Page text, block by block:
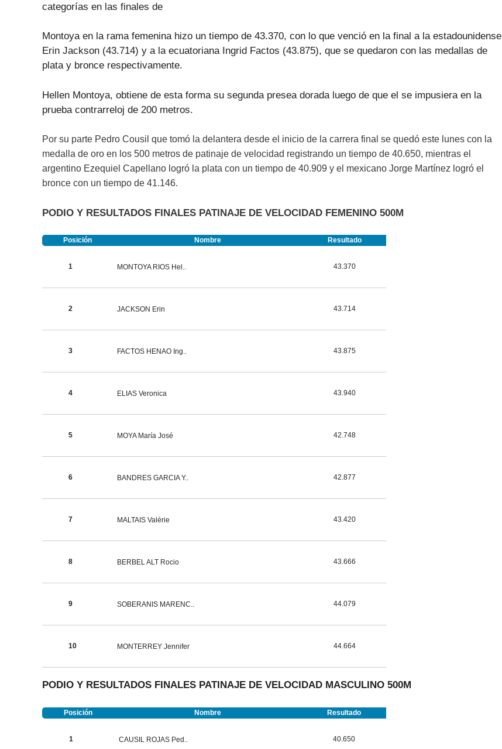
categorías en las finales de
Montoya en la rama femenina hizo un tiempo de 43.370, con lo que venció en la final a la estadounidense
Erin Jackson (43.714) y a la ecuatoriana Ingrid Factos (43.875), que se quedaron con las medallas de
plata y bronce respectivamente.
Hellen Montoya, obtiene de esta forma su segunda presea dorada luego de que el se impusiera en la
prueba contrarreloj de 200 metros.
Por su parte Pedro Cousil que tomó la delantera desde el inicio de la carrera final se quedó este lunes con la
medalla de oro en los 500 metros de patinaje de velocidad registrando un tiempo de 40.650, mientras el
argentino Ezequiel Capellano logró la plata con un tiempo de 40.909 y el mexicano Jorge Martínez logró el
bronce con un tiempo de 41.146.
PODIO Y RESULTADOS FINALES PATINAJE DE VELOCIDAD FEMENINO 500M
Posición Nombre Resultado
1 MONTOYA RIOS Hel.. 43.370
2 JACKSON Erin 43.714
3 FACTOS HENAO Ing.. 43.875
4 ELIAS Veronica 43.940
5 MOYA María José 42.748
6 BANDRES GARCIA Y.. 42.877
7 MALTAIS Valérie 43.420
8 BERBEL ALT Rocio 43.666
9 SOBERANIS MARENC.. 44.079
10 MONTERREY Jennifer 44.664
PODIO Y RESULTADOS FINALES PATINAJE DE VELOCIDAD MASCULINO 500M
Posición Nombre Resultado
1 CAUSIL ROJAS Ped.. 40.650